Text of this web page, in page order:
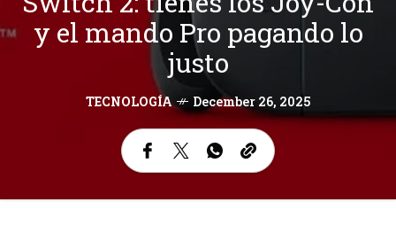
y el mando Pro pagando lo
justo
TECNOLOGÍA December 26, 2025